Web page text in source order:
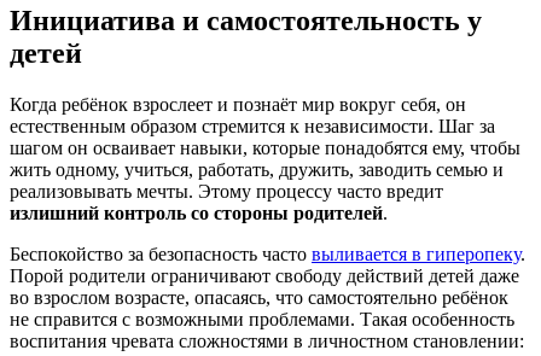
Инициатива и самостоятельность у
детей
Когда ребёнок взрослеет и познаёт мир вокруг себя, он
естественным образом стремится к независимости. Шаг за
шагом он осваивает навыки, которые понадобятся ему, чтобы
жить одному, учиться, работать, дружить, заводить семью и
реализовывать мечты. Этому процессу часто вредит
излишний контроль со стороны родителей.
Беспокойство за безопасность часто выливается в гиперопеку.
Порой родители ограничивают свободу действий детей даже
во взрослом возрасте, опасаясь, что самостоятельно ребёнок
не справится с возможными проблемами. Такая особенность
воспитания чревата сложностями в личностном становлении: